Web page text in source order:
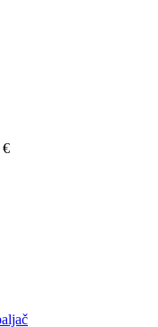
€